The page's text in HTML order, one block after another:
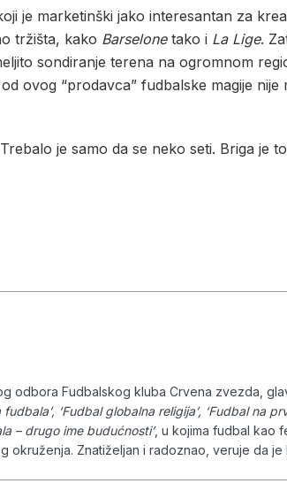
je marketinški jako interesantan za
tržišta, kako Barselonetako i La Lige.
sondiranje terena na ogromnom
ovog “prodavca” fudbalske magije nije
je samo da se neko seti. Briga je
odbora Fudbalskog kluba Crvena zvezda,
‘Fudbal globalna religija’, ‘Fudbal na
– drugo ime budućnosti’, u kojima fudbal kao
okruženja. Znatiželjan i radoznao, veruje da je